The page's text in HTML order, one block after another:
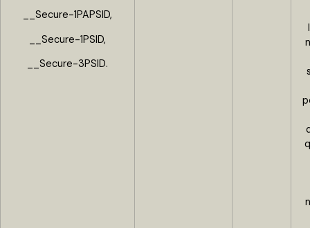
__Secure-1PAPSID,
__Secure-1PSID,
__Secure-3PSID.